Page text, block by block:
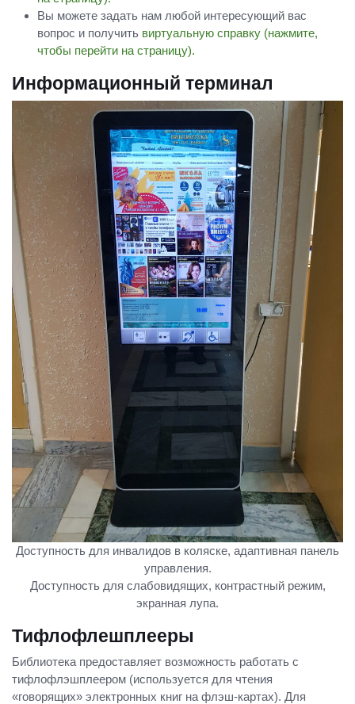
Вы можете задать нам любой интересующий вас
вопрос и получить виртуальную справку (нажмите,
чтобы перейти на страницу).
Информационный терминал
Доступность для инвалидов в коляске, адаптивная панель
управления.
Доступность для слабовидящих, контрастный режим,
экранная лупа.
Тифлофлешплееры
Библиотека предоставляет возможность работать с
тифлофлэшплеером (используется для чтения
«говорящих» электронных книг на флэш-картах). Для